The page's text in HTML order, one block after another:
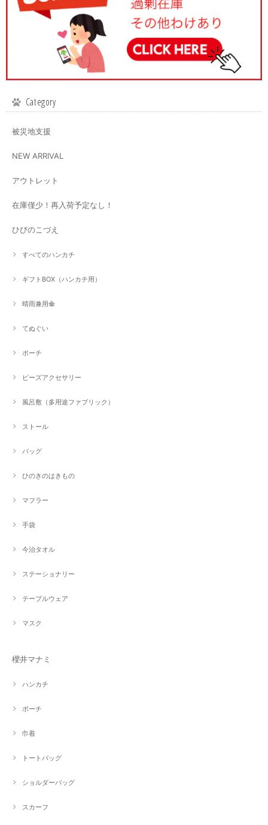
Category
被災地支援
NEW ARRIVAL
アウトレット
在庫僅少！再入荷予定なし！
ひびのこづえ
すべてのハンカチ
ギフトBOX（ハンカチ用）
晴雨兼用傘
てぬぐい
ポーチ
ビーズアクセサリー
風呂敷（多用途ファブリック）
ストール
バッグ
ひのきのはきもの
マフラー
手袋
今治タオル
ステーショナリー
テーブルウェア
マスク
櫻井マナミ
ハンカチ
ポーチ
巾着
トートバッグ
ショルダーバッグ
スカーフ